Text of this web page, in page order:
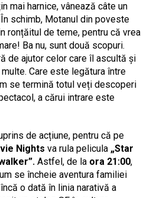
mai harnice, vânează câte un
schimb, Motanul din poveste
ronțăitul de teme, pentru că vrea
Ba nu, sunt două scopuri.
de ajutor celor care îl ascultă și
Care este legătura între
se termină totul veți descoperi
a cărui intrare este
de acțiune, pentru că pe
Nights va rula pelicula „Star
Astfel, de la ora 21:00,
se încheie aventura familiei
o dată în linia narativă a